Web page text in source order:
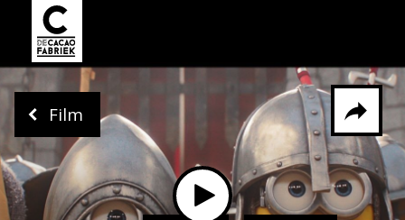
Delen via
Film